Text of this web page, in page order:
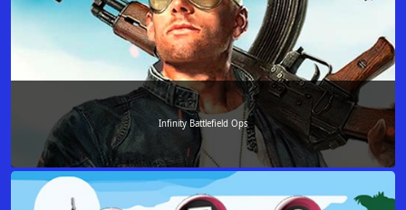
Infinity Battlefield Ops